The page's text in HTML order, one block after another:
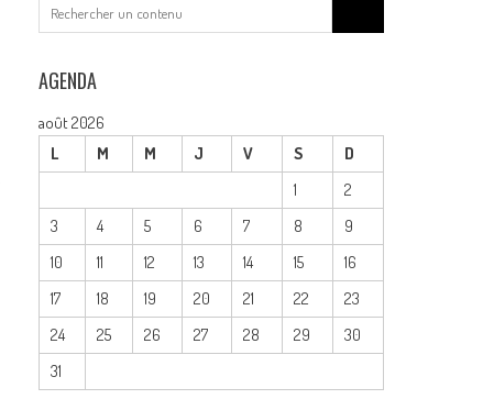
for:
AGENDA
août 2026
L
M M J V S
D
1
2
3
4 5 6 7 8
9
10
11 12 13 14 15
16
17
18 19 20 21 22
23
24
25 26 27 28 29
30
31